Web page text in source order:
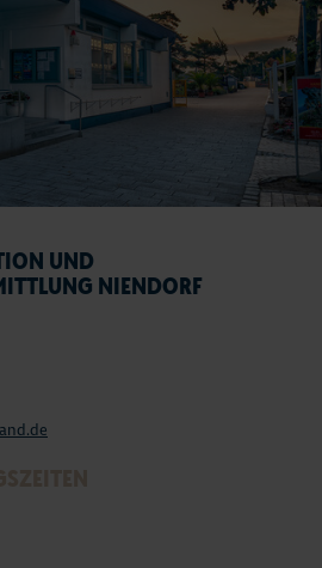
UND
NIENDORF